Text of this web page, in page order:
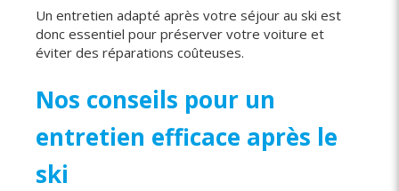
Un entretien adapté après votre séjour au ski est
donc essentiel pour préserver votre voiture et
éviter des réparations coûteuses.
Nos conseils pour un
entretien efficace après le
ski